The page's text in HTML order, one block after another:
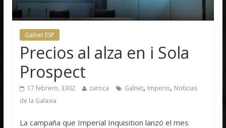
Galnet ESP
Precios al alza en i Sola
Prospect
17 febrero, 3302 zaroca Galnet, Imperio, Noticias
de la Galaxia
La campaña que Imperial Inquisition lanzó el mes